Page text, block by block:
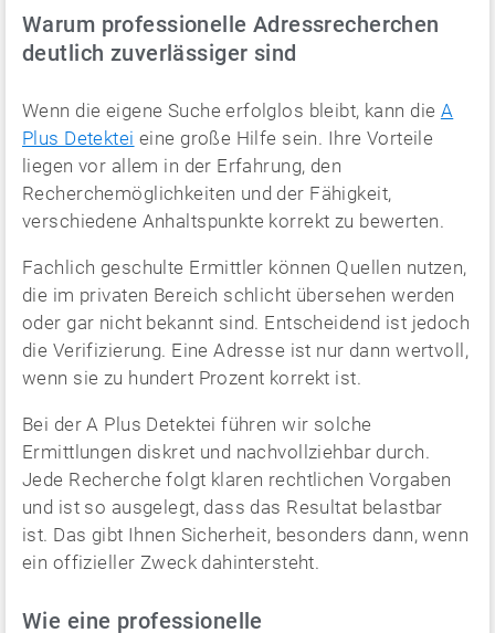
Warum professionelle Adressrecherchen
deutlich zuverlässiger sind
Wenn die eigene Suche erfolglos bleibt, kann die A
Plus Detektei eine große Hilfe sein. Ihre Vorteile
liegen vor allem in der Erfahrung, den
Recherchemöglichkeiten und der Fähigkeit,
verschiedene Anhaltspunkte korrekt zu bewerten.
Fachlich geschulte Ermittler können Quellen nutzen,
die im privaten Bereich schlicht übersehen werden
oder gar nicht bekannt sind. Entscheidend ist jedoch
die Verifizierung. Eine Adresse ist nur dann wertvoll,
wenn sie zu hundert Prozent korrekt ist.
Bei der A Plus Detektei führen wir solche
Ermittlungen diskret und nachvollziehbar durch.
Jede Recherche folgt klaren rechtlichen Vorgaben
und ist so ausgelegt, dass das Resultat belastbar
ist. Das gibt Ihnen Sicherheit, besonders dann, wenn
ein offizieller Zweck dahintersteht.
Wie eine professionelle